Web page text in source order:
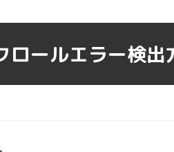
ロールエラー検出